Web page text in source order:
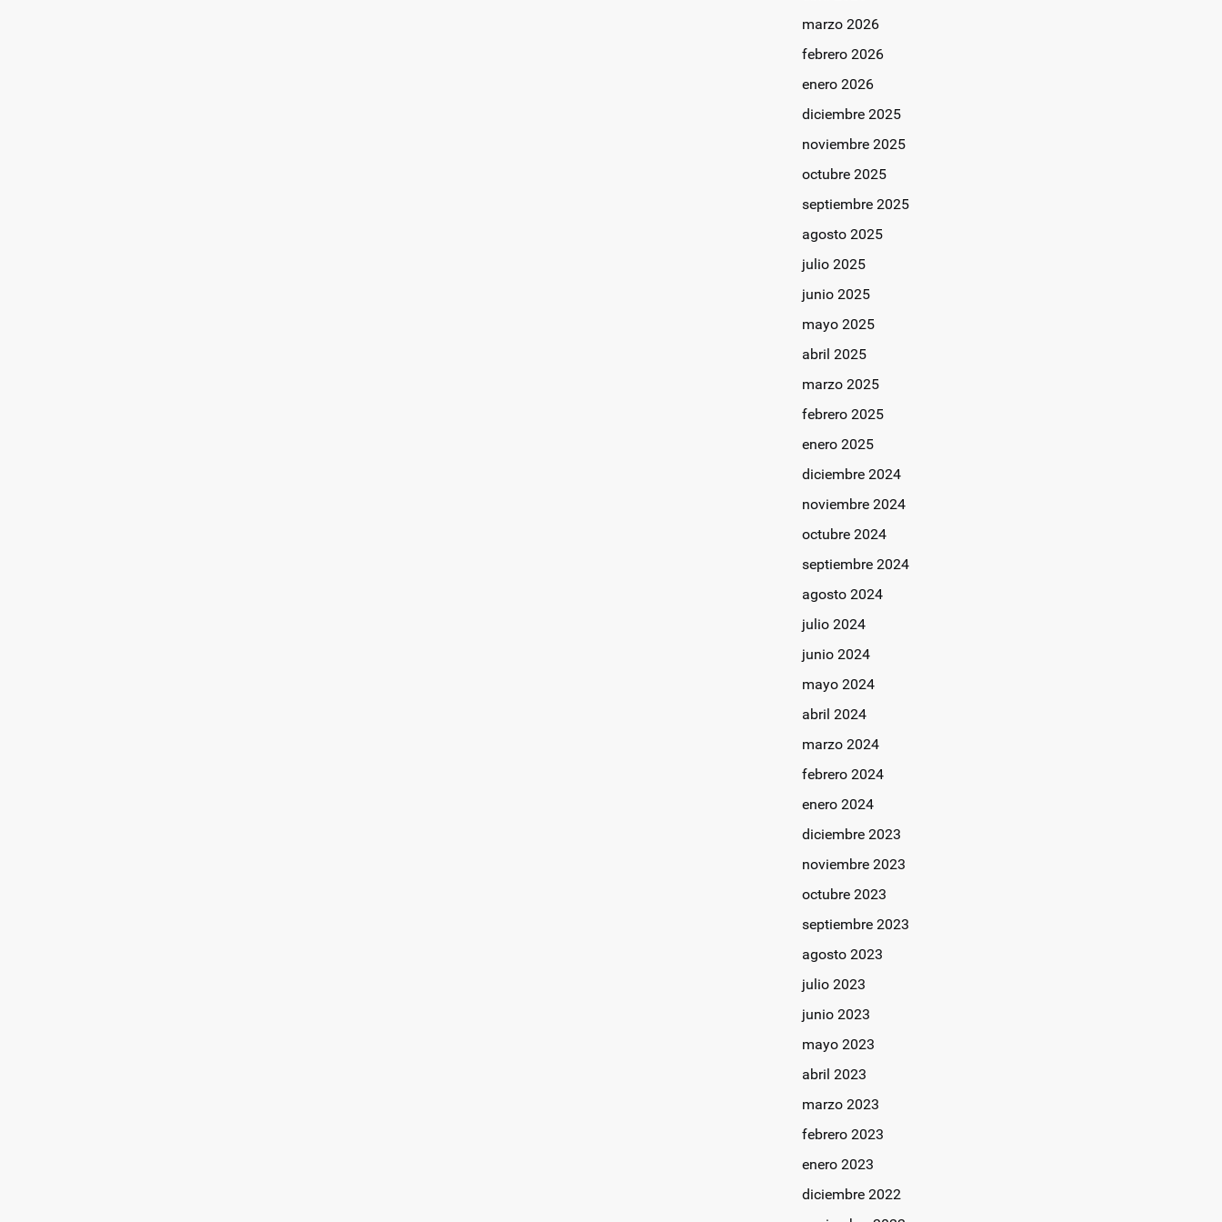
marzo 2026
febrero 2026
enero 2026
diciembre 2025
noviembre 2025
octubre 2025
septiembre 2025
agosto 2025
julio 2025
junio 2025
mayo 2025
abril 2025
marzo 2025
febrero 2025
enero 2025
diciembre 2024
noviembre 2024
octubre 2024
septiembre 2024
agosto 2024
julio 2024
junio 2024
mayo 2024
abril 2024
marzo 2024
febrero 2024
enero 2024
diciembre 2023
noviembre 2023
octubre 2023
septiembre 2023
agosto 2023
julio 2023
junio 2023
mayo 2023
abril 2023
marzo 2023
febrero 2023
enero 2023
diciembre 2022